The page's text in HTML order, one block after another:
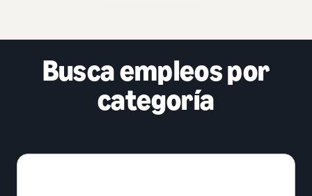
Busca empleos por
categoría